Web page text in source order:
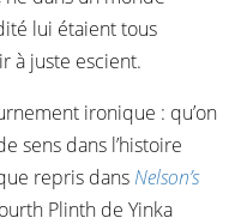
lui étaient tous
à juste escient.
ironique : qu’on
sens dans l’histoire
repris dans Nelson’s
Plinth de Yinka